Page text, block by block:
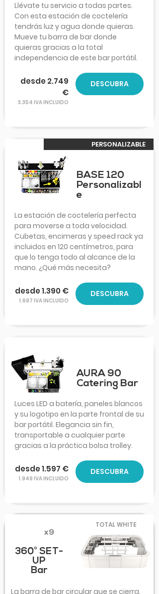
Llévate tu servicio a todas partes.
Con esta estación de coctelería
tendrás luz y agua donde quieras.
Mueve tu barra de bar donde
quieras gracias a la total
independencia de este bar portátil.
desde 2.749
€
3.354 IVA INCLUIDO
DESCUBRA
PERSONALIZABLE
BASE 120
Personalizabl
e
La estación de coctelería perfecta
para moverse a toda velocidad.
Cubetas, encimeras y speed rack ya
incluidos en 120 centímetros, para
que lo tenga todo al alcance de la
mano. ¿Qué más necesita?
desde 1.390 €
1.697 IVA INCLUIDO
DESCUBRA
AURA 90
Catering Bar
Luces LED a batería, paneles blancos
y su logotipo en la parte frontal de su
bar portátil. Elegancia sin fin,
transportable a cualquier parte
gracias a la práctica bolsa trolley.
desde 1.597 €
1.949 IVA INCLUIDO
DESCUBRA
x9
360° SET-
UP
Bar
TOTAL WHITE
La barra de bar circular que se cierra.